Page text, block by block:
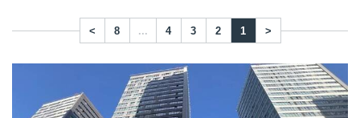
<
1
2
3
4
...
8
>